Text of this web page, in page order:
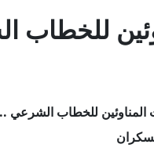
للخطاب
المناوئين للخطاب الشرعي